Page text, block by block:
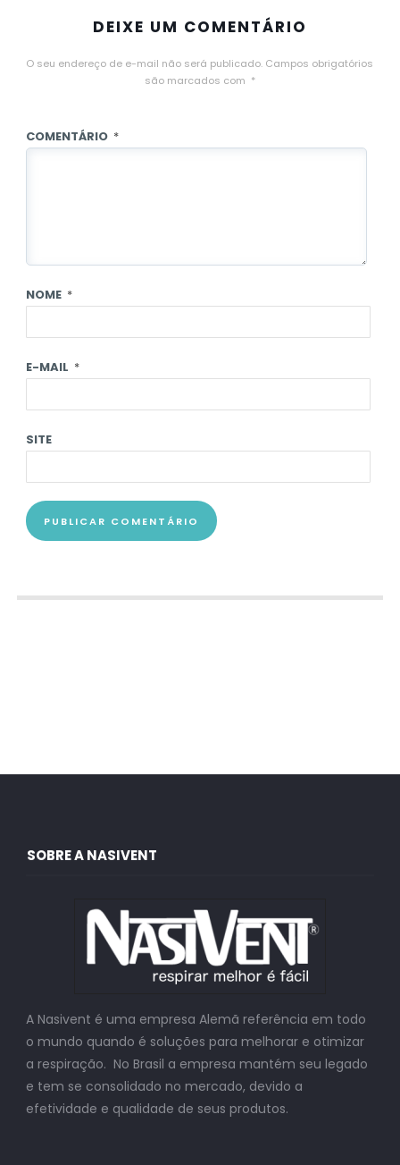
DEIXE UM COMENTÁRIO
O seu endereço de e-mail não será publicado. Campos obrigatórios
são marcados com *
COMENTÁRIO *
NOME *
E-MAIL *
SITE
SOBRE A NASIVENT
A Nasivent é uma empresa Alemã referência em todo
o mundo quando é soluções para melhorar e otimizar
a respiração. No Brasil a empresa mantém seu legado
e tem se consolidado no mercado, devido a
efetividade e qualidade de seus produtos.